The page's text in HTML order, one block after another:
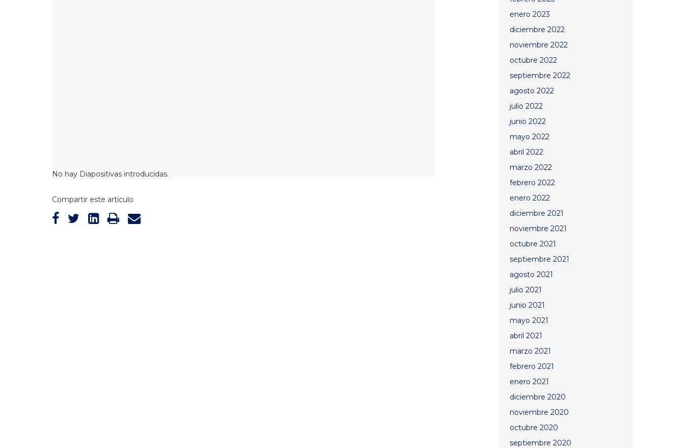
No hay Diapositivas introducidas.
Compartir este artículo
enero 2023
diciembre 2022
noviembre 2022
octubre 2022
septiembre 2022
agosto 2022
julio 2022
junio 2022
mayo 2022
abril 2022
marzo 2022
febrero 2022
enero 2022
diciembre 2021
noviembre 2021
octubre 2021
septiembre 2021
agosto 2021
julio 2021
junio 2021
mayo 2021
abril 2021
marzo 2021
febrero 2021
enero 2021
diciembre 2020
noviembre 2020
octubre 2020
septiembre 2020